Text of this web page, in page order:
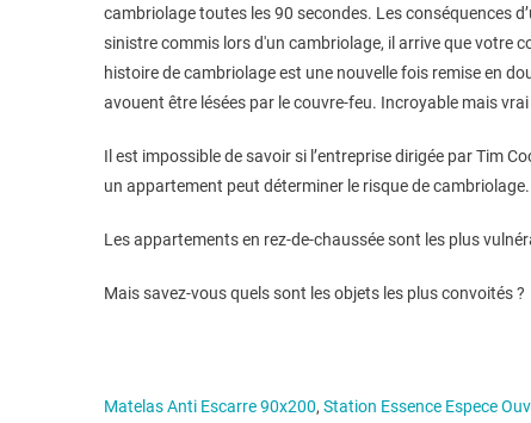
cambriolage toutes les 90 secondes. Les conséquences
sinistre commis lors d'un cambriolage, il arrive que votre
histoire de cambriolage est une nouvelle fois remise en
avouent être lésées par le couvre-feu. Incroyable mais
Il est impossible de savoir si l’entreprise dirigée par Tim
un appartement peut déterminer le risque de
Les appartements en rez-de-chaussée sont les plus
Mais savez-vous quels sont les objets les plus convoités ?
Matelas Anti Escarre 90x200, Station Essence Espece